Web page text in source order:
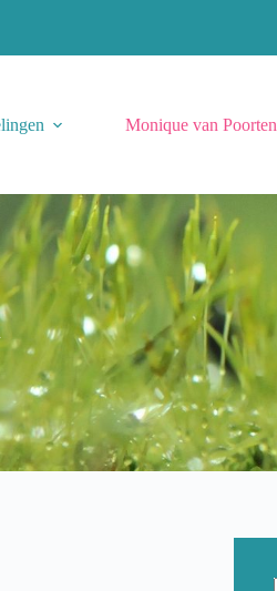
Monique van Poorten